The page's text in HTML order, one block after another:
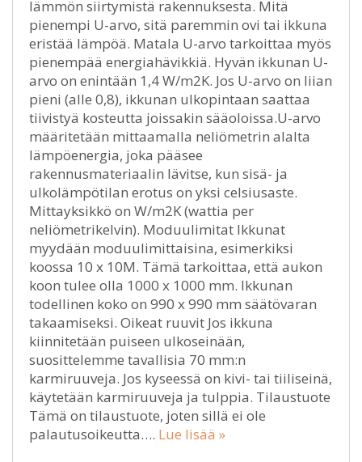
lämmön siirtymistä rakennuksesta. Mitä
pienempi U-arvo, sitä paremmin ovi tai ikkuna
eristää lämpöä. Matala U-arvo tarkoittaa myös
pienempää energiahävikkiä. Hyvän ikkunan U-
arvo on enintään 1,4 W/m2K. Jos U-arvo on liian
pieni (alle 0,8), ikkunan ulkopintaan saattaa
tiivistyä kosteutta joissakin sääoloissa.U-arvo
määritetään mittaamalla neliömetrin alalta
lämpöenergia, joka pääsee
rakennusmateriaalin lävitse, kun sisä- ja
ulkolämpötilan erotus on yksi celsiusaste.
Mittayksikkö on W/m2K (wattia per
neliömetrikelvin). Moduulimitat Ikkunat
myydään moduulimittaisina, esimerkiksi
koossa 10 x 10M. Tämä tarkoittaa, että aukon
koon tulee olla 1000 x 1000 mm. Ikkunan
todellinen koko on 990 x 990 mm säätövaran
takaamiseksi. Oikeat ruuvit Jos ikkuna
kiinnitetään puiseen ulkoseinään,
suosittelemme tavallisia 70 mm:n
karmiruuveja. Jos kyseessä on kivi- tai tiiliseinä,
käytetään karmiruuveja ja tulppia. Tilaustuote
Tämä on tilaustuote, joten sillä ei ole
palautusoikeutta…. Lue lisää »